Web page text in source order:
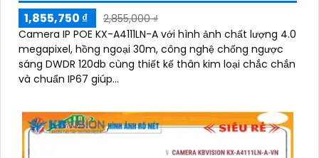
1,855,750 ₫
2,855,000 ₫
Camera IP POE KX-A4111LN-A với hình ảnh chất lượng 4.0
megapixel, hồng ngoại 30m, công nghệ chống ngược
sáng DWDR 120db cùng thiết kế thân kim loại chắc chắn
và chuẩn IP67 giúp...